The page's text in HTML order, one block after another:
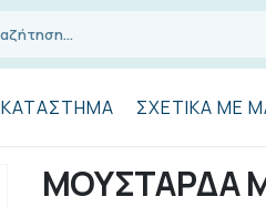
ΚΑΤΆΣΤΗΜΑ ΣΧΕΤΙΚΆ ΜΕ
ΜΟΥΣΤΑΡΔΑ